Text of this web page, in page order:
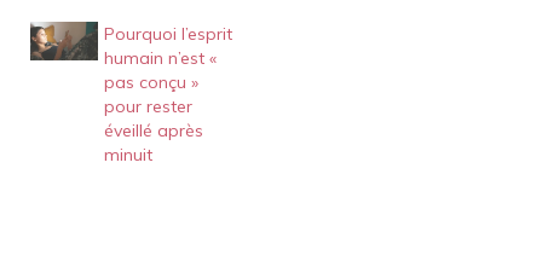
Pourquoi l’esprit
humain n’est «
pas conçu »
pour rester
éveillé après
minuit